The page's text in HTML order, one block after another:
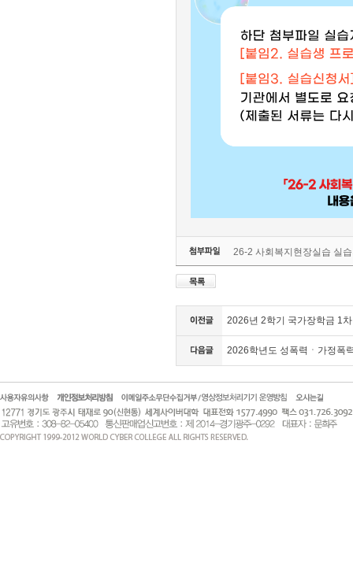
26-2 사회복지현장실습 실
2026년 2학기 국가장학금 1
2026학년도 성폭력ㆍ가정폭